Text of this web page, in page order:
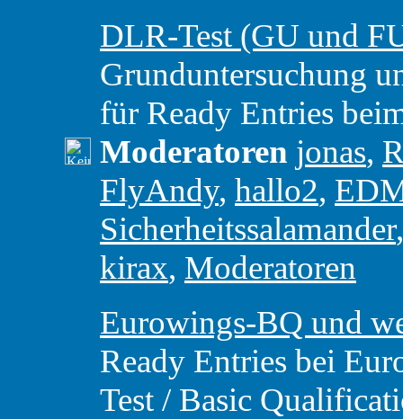
DLR-Test (GU und
Grunduntersuchung
für Ready Entries
Moderatoren jonas,
FlyAndy, hallo2,
Sicherheitssalamander
kirax, Moderatoren
Eurowings-BQ und
Ready Entries bei
Test / Basic